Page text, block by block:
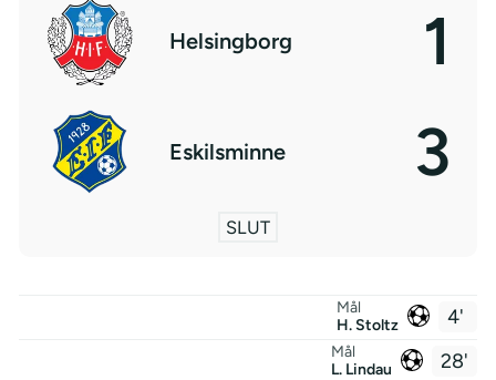
Helsingborg 1
Eskilsminne 3
SLUT
4'
Mål
H. Stoltz
28'
Mål
L. Lindau